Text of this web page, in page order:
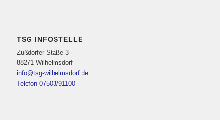
TSG INFOSTELLE
Zußdorfer Staße 3
88271 Wilhelmsdorf
info@tsg-wilhelmsdorf.de
Telefon 07503/91100